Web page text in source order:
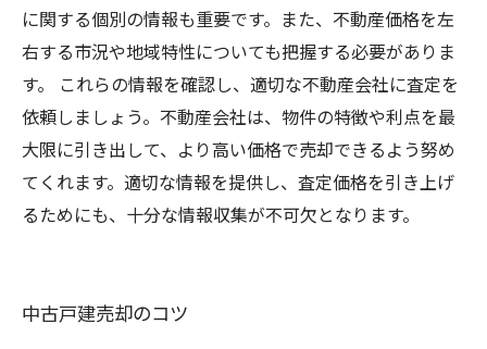
に関する個別の情報も重要です。また、不動産価格を左
右する市況や地域特性についても把握する必要がありま
す。 これらの情報を確認し、適切な不動産会社に査定を
依頼しましょう。不動産会社は、物件の特徴や利点を最
大限に引き出して、より高い価格で売却できるよう努め
てくれます。適切な情報を提供し、査定価格を引き上げ
るためにも、十分な情報収集が不可欠となります。
中古戸建売却のコツ